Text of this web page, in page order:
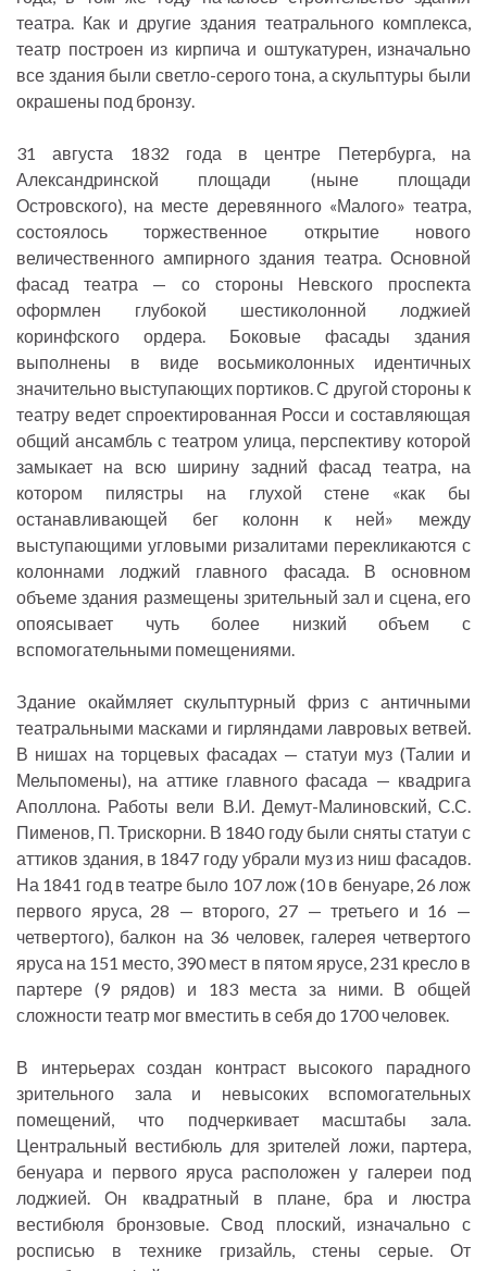
театра. Как и другие здания театрального комплекса,
театр построен из кирпича и оштукатурен, изначально
все здания были светло-серого тона, а скульптуры были
окрашены под бронзу.
31 августа 1832 года в центре Петербурга, на
Александринской площади (ныне площади
Островского), на месте деревянного «Малого» театра,
состоялось торжественное открытие нового
величественного ампирного здания театра. Основной
фасад театра — со стороны Невского проспекта
оформлен глубокой шестиколонной лоджией
коринфского ордера. Боковые фасады здания
выполнены в виде восьмиколонных идентичных
значительно выступающих портиков. С другой стороны к
театру ведет спроектированная Росси и составляющая
общий ансамбль с театром улица, перспективу которой
замыкает на всю ширину задний фасад театра, на
котором пилястры на глухой стене «как бы
останавливающей бег колонн к ней» между
выступающими угловыми ризалитами перекликаются с
колоннами лоджий главного фасада. В основном
объеме здания размещены зрительный зал и сцена, его
опоясывает чуть более низкий объем с
вспомогательными помещениями.
Здание окаймляет скульптурный фриз с античными
театральными масками и гирляндами лавровых ветвей.
В нишах на торцевых фасадах — статуи муз (Талии и
Мельпомены), на аттике главного фасада — квадрига
Аполлона. Работы вели В.И. Демут-Малиновский, С.С.
Пименов, П. Трискорни. В 1840 году были сняты статуи с
аттиков здания, в 1847 году убрали муз из ниш фасадов.
На 1841 год в театре было 107 лож (10 в бенуаре, 26 лож
первого яруса, 28 — второго, 27 — третьего и 16 —
четвертого), балкон на 36 человек, галерея четвертого
яруса на 151 место, 390 мест в пятом ярусе, 231 кресло в
партере (9 рядов) и 183 места за ними. В общей
сложности театр мог вместить в себя до 1700 человек.
В интерьерах создан контраст высокого парадного
зрительного зала и невысоких вспомогательных
помещений, что подчеркивает масштабы зала.
Центральный вестибюль для зрителей ложи, партера,
бенуара и первого яруса расположен у галереи под
лоджией. Он квадратный в плане, бра и люстра
вестибюля бронзовые. Свод плоский, изначально с
росписью в технике гризайль, стены серые. От